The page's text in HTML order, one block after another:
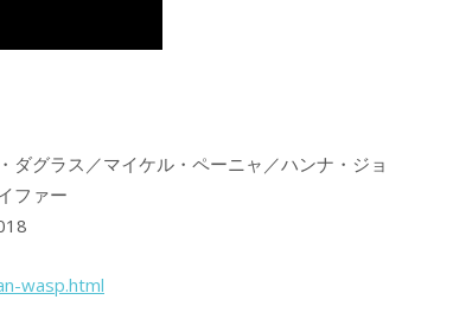
グラス／マイケル・ペーニャ／ハンナ・ジョ
ファー
wasp.html